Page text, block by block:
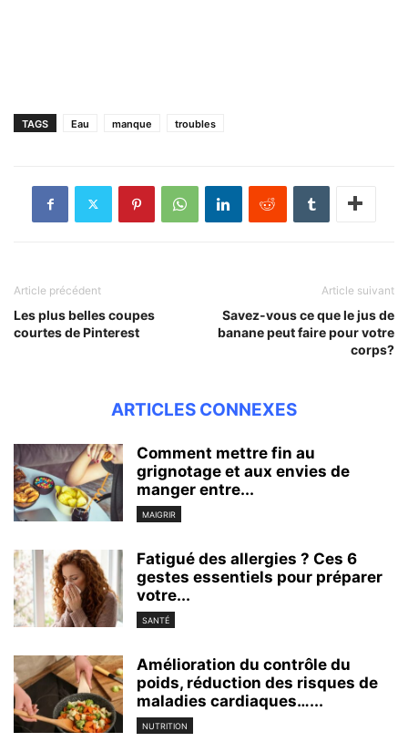
TAGS Eau manque troubles
Article précédent
Les plus belles coupes
courtes de Pinterest
Article suivant
Savez-vous ce que le jus de
banane peut faire pour votre
corps?
ARTICLES CONNEXES
Comment mettre fin au
grignotage et aux envies de
manger entre...
MAIGRIR
Fatigué des allergies ? Ces 6
gestes essentiels pour préparer
votre...
SANTÉ
Amélioration du contrôle du
poids, réduction des risques de
maladies cardiaques…...
NUTRITION